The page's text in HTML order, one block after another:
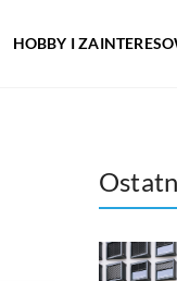
HOBBY I